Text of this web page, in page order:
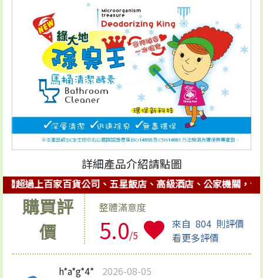
詳細產品介紹請點圖
上百家百貨公司、五星飯店、高級酒店、公家機關，使用
購買評
價
整體滿意度
5.0/5
來自 804 則評價
看更多評價
h*a*g*4* 2026-08-05